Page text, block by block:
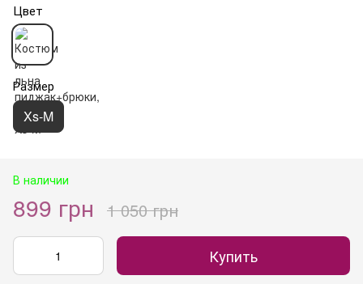
Цвет
Размер
Xs-M
В наличии
899 грн 1 050 грн
Купить